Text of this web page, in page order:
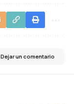
Dejar un comentario